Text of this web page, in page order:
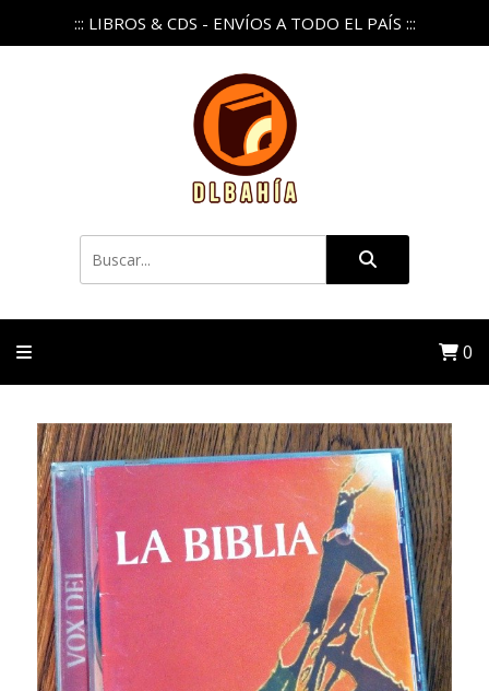
::: LIBROS & CDS - ENVÍOS A TODO EL PAÍS :::
0